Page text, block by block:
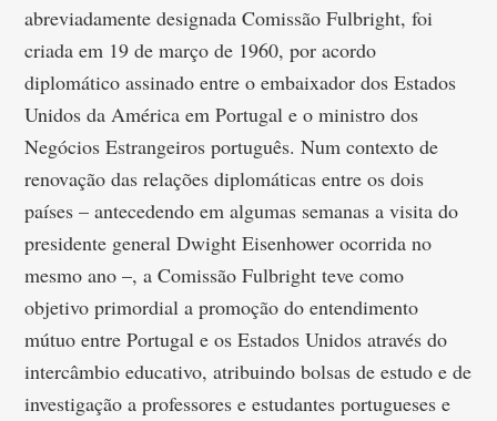
abreviadamente designada Comissão Fulbright, foi
criada em 19 de março de 1960, por acordo
diplomático assinado entre o embaixador dos Estados
Unidos da América em Portugal e o ministro dos
Negócios Estrangeiros português. Num contexto de
renovação das relações diplomáticas entre os dois
países – antecedendo em algumas semanas a visita do
presidente general Dwight Eisenhower ocorrida no
mesmo ano –, a Comissão Fulbright teve como
objetivo primordial a promoção do entendimento
mútuo entre Portugal e os Estados Unidos através do
intercâmbio educativo, atribuindo bolsas de estudo e de
investigação a professores e estudantes portugueses e